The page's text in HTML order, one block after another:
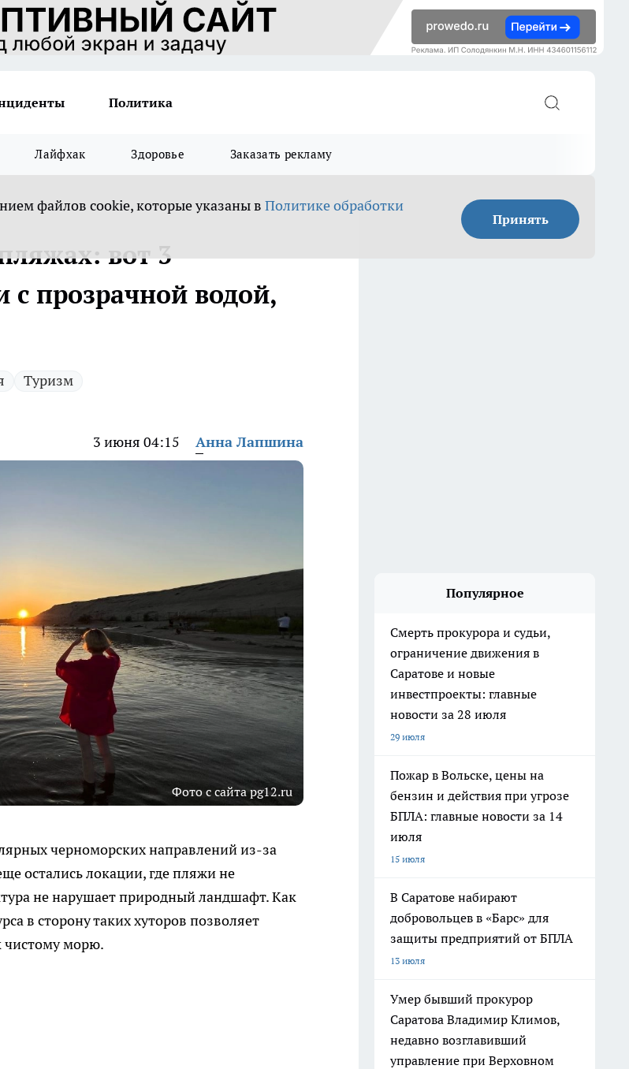
Политика
Лайфхак Здоровье Заказать рекламу
файлов cookie, которые указаны в Политике обработки
Принять
вот 3
с прозрачной водой,
Туризм
3 июня 04:15 Анна Лапшина
Фото с сайта pg12.ru
черноморских направлений из-за
остались локации, где пляжи не
не нарушает природный ландшафт. Как
в сторону таких хуторов позволяет
чистому морю.
Популярное
Смерть прокурора и судьи,
ограничение движения в
Саратове и новые
инвестпроекты: главные
новости за 28 июля
29 июля
Пожар в Вольске, цены на
бензин и действия при угрозе
БПЛА: главные новости за 14
июля
15 июля
В Саратове набирают
добровольцев в «Барс» для
защиты предприятий от БПЛА
13 июля
Умер бывший прокурор
Саратова Владимир Климов,
недавно возглавивший
управление при Верховном